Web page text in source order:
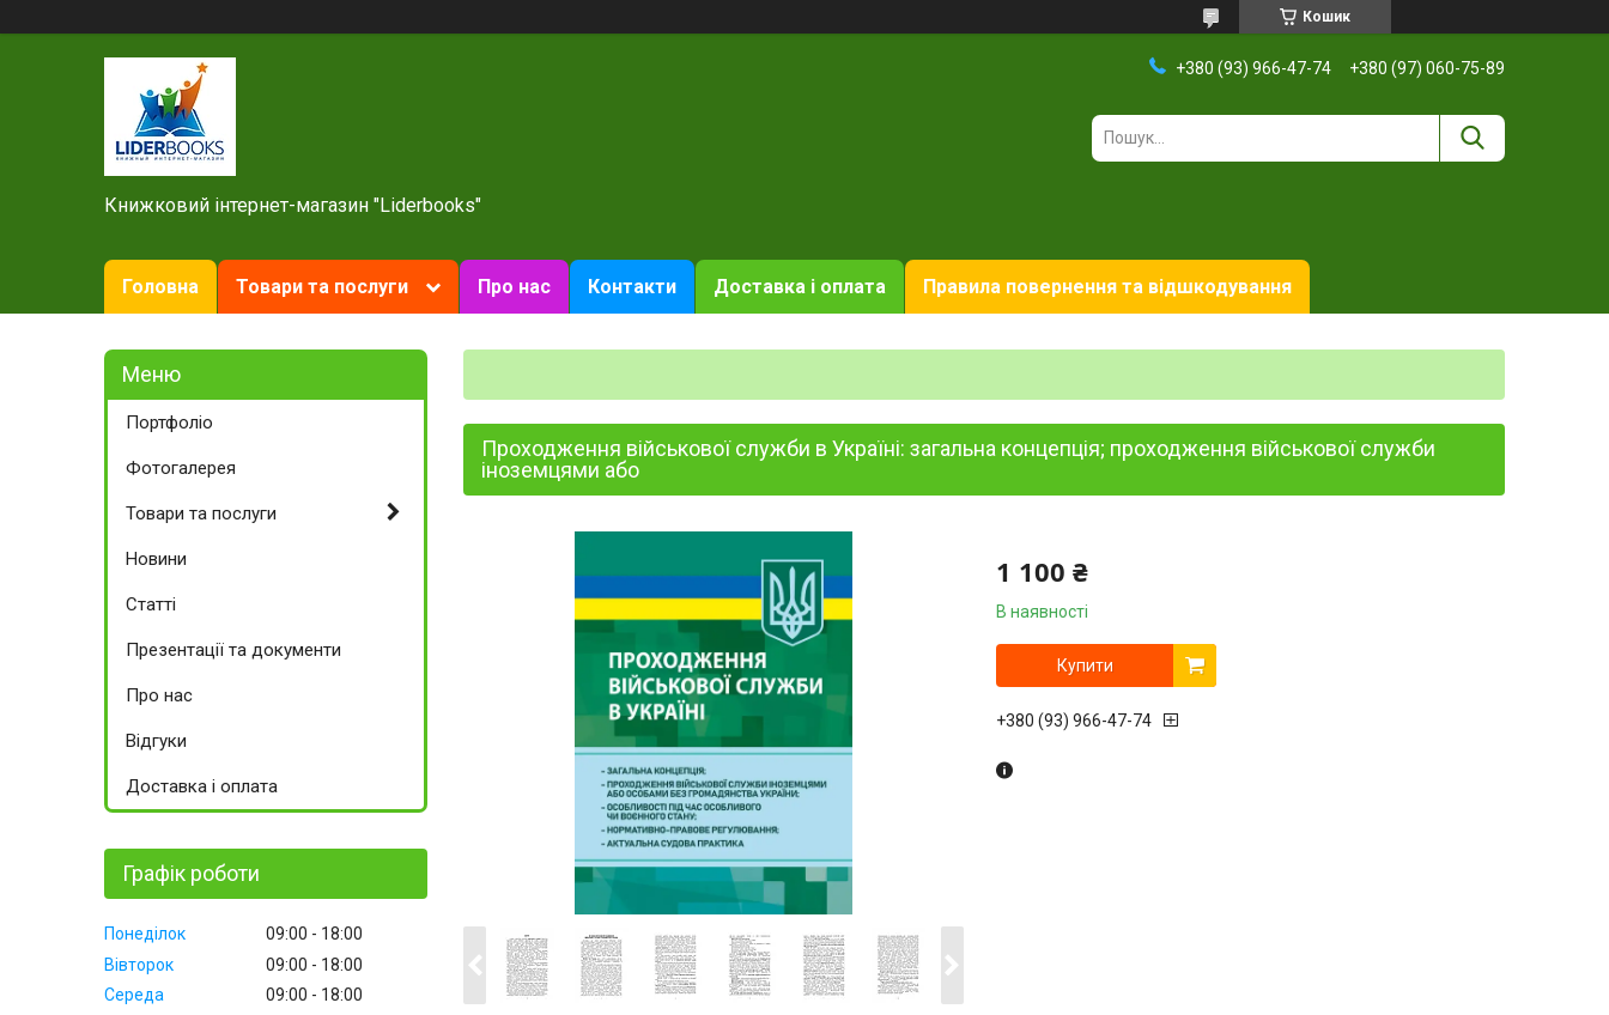
Кошик
Книжковий інтернет-магазин "Liderbooks"
+380 (93) 966-47-74 +380 (97) 060-75-89
Головна Товари та послуги Про нас Контакти Доставка і оплата Правила повернення та відшкодування
Проходження військової служби в Україні: загальна концепція; проходження військової служби
іноземцями або
1 100 ₴
В наявності
Купити
+380 (93) 966-47-74
Портфоліо
Фотогалерея
Товари та послуги
Новини
Статті
Презентації та документи
Про нас
Відгуки
Доставка і оплата
Графік роботи
Понеділок 09:00
18:00
Вівторок
09:00
18:00
Середа
09:00
18:00